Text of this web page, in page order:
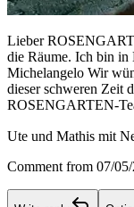
Lieber
die Räume. Ich bin in
Michelangelo Wir
dieser schweren Zeit
ROSENGARTEN-
Ute und Mathis mit
Comment from 07/